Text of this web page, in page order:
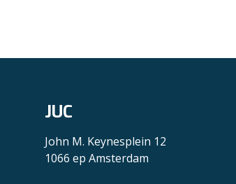
JUC
John M. Keynesplein 12
1066 ep Amsterdam